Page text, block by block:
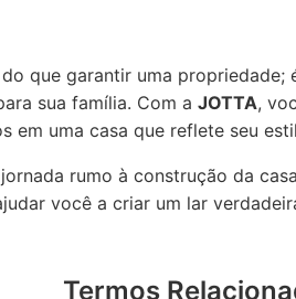
que garantir uma
sua família. Com a JOTTA,
em uma casa que reflete seu
rumo à construção da
você a criar um lar
Termos